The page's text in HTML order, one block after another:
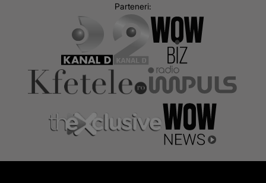
are o avere!
Nimeni nu a
crezut-o:
"Credeau ca
sunt nebuna".
Acum insa a
demonstrat ca
are dreptate
Parteneri: